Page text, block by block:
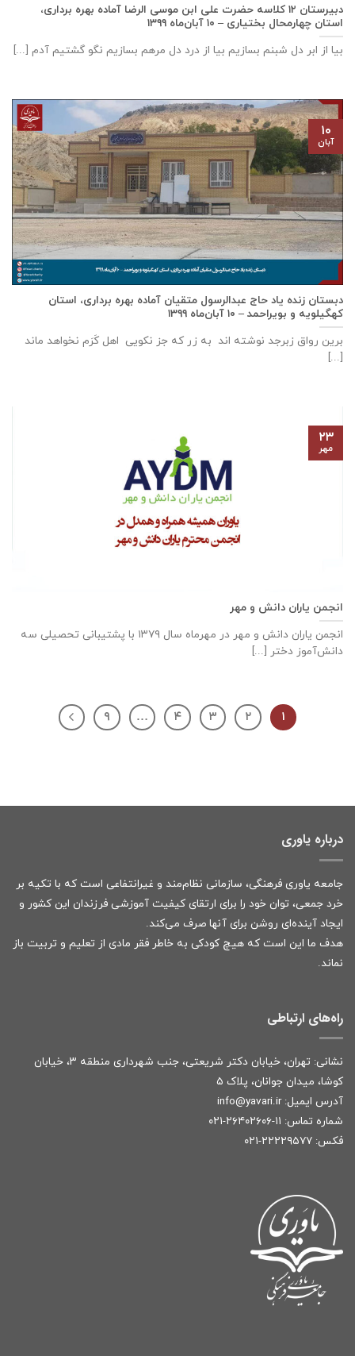
دبيرستان ١٢ كلاسه حضرت علی ابن موسی الرضا آماده بهره برداری،
استان چهارمحال بختياری – ۱۰ آبان‌ماه ۱۳۹۹
بیا از ابر دل شبنم بسازیم بیا از درد دل مرهم بسازیم نگو گشتیم آدم [...]
دبستان زنده ياد حاج عبدالرسول متقيان آماده بهره برداری، استان
كهگيلويه و بويراحمد – ۱۰ آبان‌ماه ۱۳۹۹
برین رواق زبرجد نوشته اند به زر که جز نکویی اهل کَرَم نخواهد ماند
[...]
۱۰
آبان
انجمن یاران دانش و مهر
انجمن یاران دانش و مهر در مهرماه سال ۱۳۷۹ با پشتیبانی تحصیلی سه
دانش‌آموز دختر [...]
۲۳
مهر
۱ ۲ ۳ ۴ … ۹
درباره یاوری
جامعه یاوری فرهنگی، سازمانی نظام‌مند و غیرانتفاعی است که با تکیه بر
خرد جمعی، توان خود را برای ارتقای کیفیت آموزشی فرزندان این کشور و
ایجاد آینده‌ای روشن برای آنها صرف می‌کند.
هدف ما این است که هیچ کودکی به خاطر فقر مادی از تعلیم و تربیت باز
نماند.
راه‌های ارتباطی
نشانی: تهران، خیابان دکتر شریعتی، جنب شهرداری منطقه ۳، خیابان
کوشا، میدان جوانان، پلاک ۵
آدرس ایمیل: info@yavari.ir
شماره تماس: ۱۱-۲۶۴۰۲۶۰۶-۰۲۱
فکس: ۲۲۲۲۹۵۷۷-۰۲۱